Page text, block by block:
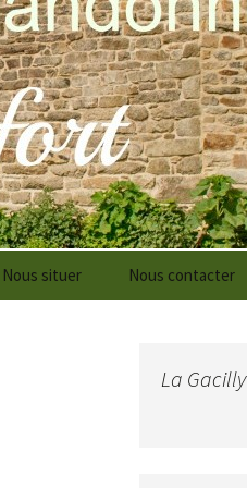
Nous situer Nous contacter
La Gacilly